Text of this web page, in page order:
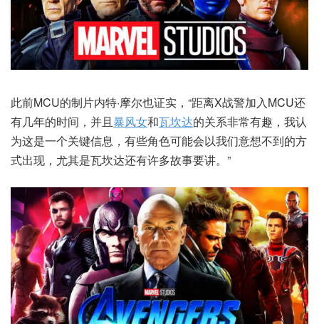
此前MCU的制片内特·摩尔也证实，“距离X战警加入MCU还
有几年的时间，并且暴风女和瓦坎达的关系非常有趣，我认
为这是一个关键信息，有些角色可能会以我们意想不到的方
式出现，尤其是瓦坎达还有许多故事要讲。”